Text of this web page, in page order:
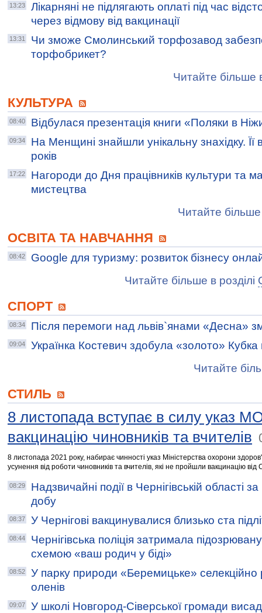
13:23
Лікарняні не підлягають оплаті під час
через відмову від вакцинації
13:31
Чи зможе Смолинський торфозавод
торфобрикет?
Читайте більше
КУЛЬТУРА
08:40 Відбулася презентація книги «Поляки в
09:34
На Менщині знайшли унікальну знахідку. Її
років
17:22
Нагороди до Дня працівників культури та
мистецтва
Читайте більше
ОСВІТА ТА НАВЧАННЯ
08:42
Google для туризму: розвиток бізнесу
Читайте більше в розділі
СПОРТ
08:34 Після перемоги над львів`янами «Десна»
09:04
Українка Костевич здобула «золото»
Читайте
СТИЛЬ
8 листопада вступає в силу указ
вакцинацію чиновників та вчителів
8 листопада 2021 року, набирає чинності указ Міністерства охорони
усунення від роботи чиновників та вчителів, які не пройшли вакцинацію від
08:29
Надзвичайні події в Чернігівській області
добу
08:37 У Чернігові вакцинувалися близько ста
08:44
Чернігівська поліція затримала
схемою «ваш родич у біді»
08:52
У парку природи «Беремицьке» селекційно
оленів
09:07 У школі Новгород-Сіверської громади